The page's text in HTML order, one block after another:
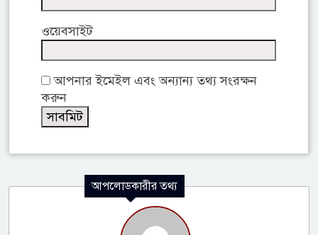
ওয়েবসাইট
আপনার ইমেইল এবং অন্যান্য তথ্য সংরক্ষন
করুন
আপলোডকারীর তথ্য